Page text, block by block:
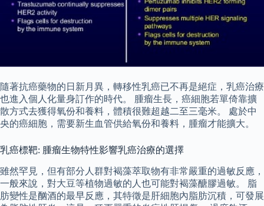
隨著抗癌藥物的日新月異，轉移性乳癌已不再是絕症，乳癌治療
也進入個人化量身訂作的時代。 腫瘤生長，癌細胞若單倚靠擴
散方式去獲得氧份和養料，體積很難超越二至三毫米。 處於中
央的癌細胞，需要新生血管供給氧份和養料，腫瘤才能擴大。
乳癌標靶: 腫瘤生物特性影響乳癌治療的選擇
雖然罕見，但有部分人群對褐藻萃取物有非常嚴重的過敏反應，
一般來說，對大豆等植物過敏的人也可能對褐藻醣膠過敏。 脂
肪變性是酗酒的最早反應，其特徵是肝細胞內脂肪沉積，可發展